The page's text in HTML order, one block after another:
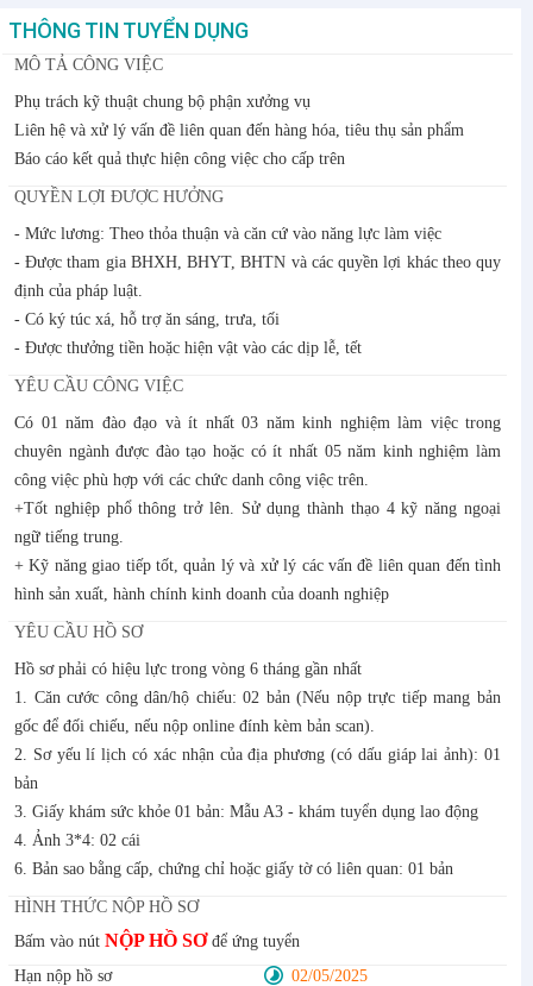
THÔNG TIN TUYỂN DỤNG
MÔ TẢ CÔNG VIỆC
Phụ trách kỹ thuật chung bộ phận xưởng vụ
Liên hệ và xử lý vấn đề liên quan đến hàng hóa, tiêu thụ sản phẩm
Báo cáo kết quả thực hiện công việc cho cấp trên
QUYỀN LỢI ĐƯỢC HƯỞNG
- Mức lương: Theo thỏa thuận và căn cứ vào năng lực làm việc
- Được tham gia BHXH, BHYT, BHTN và các quyền lợi khác theo quy
định của pháp luật.
- Có ký túc xá, hỗ trợ ăn sáng, trưa, tối
- Được thưởng tiền hoặc hiện vật vào các dịp lễ, tết
YÊU CẦU CÔNG VIỆC
Có 01 năm đào đạo và ít nhất 03 năm kinh nghiệm làm việc trong
chuyên ngành được đào tạo hoặc có ít nhất 05 năm kinh nghiệm làm
công việc phù hợp với các chức danh công việc trên.
+Tốt nghiệp phổ thông trở lên. Sử dụng thành thạo 4 kỹ năng ngoại
ngữ tiếng trung.
+ Kỹ năng giao tiếp tốt, quản lý và xử lý các vấn đề liên quan đến tình
hình sản xuất, hành chính kinh doanh của doanh nghiệp
YÊU CẦU HỒ SƠ
Hồ sơ phải có hiệu lực trong vòng 6 tháng gần nhất
1. Căn cước công dân/hộ chiếu: 02 bản (Nếu nộp trực tiếp mang bản
gốc để đối chiếu, nếu nộp online đính kèm bản scan).
2. Sơ yếu lí lịch có xác nhận của địa phương (có dấu giáp lai ảnh): 01
bản
3. Giấy khám sức khỏe 01 bản: Mẫu A3 - khám tuyển dụng lao động
4. Ảnh 3*4: 02 cái
6. Bản sao bằng cấp, chứng chỉ hoặc giấy tờ có liên quan: 01 bản
HÌNH THỨC NỘP HỒ SƠ
Bấm vào nút NỘP HỒ SƠđể ứng tuyển
Hạn nộp hồ sơ
02/05/2025